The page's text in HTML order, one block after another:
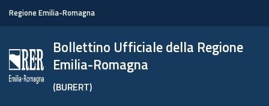
Regione Emilia-Romagna
Bollettino Ufficiale della Regione
Emilia-Romagna
(BURERT)